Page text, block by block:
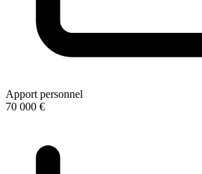
Apport personnel
70 000 €